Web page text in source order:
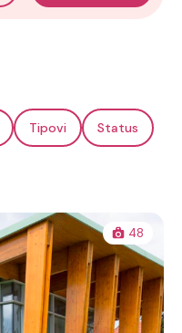
Tipovi Status
48